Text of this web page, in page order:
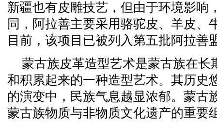
新疆也有皮雕技艺，但由于环境影响
同，阿拉善主要采用骆驼皮、羊皮、
目前，该项目已被列入第五批阿拉善
蒙古族皮革造型艺术是蒙古族在长
和积累起来的一种造型艺术。其历史
的演变中，民族气息越显浓郁。蒙古
蒙古族物质与非物质文化遗产的重要